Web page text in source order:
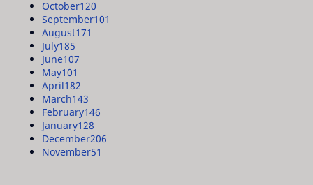
October120
September101
August171
July185
June107
May101
April182
March143
February146
January128
December206
November51